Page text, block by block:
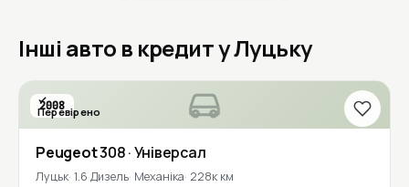
Інші авто в кредит у Луцьку
2008
Перевірено
Peugeot308· Універсал
Луцьк 1.6 Дизель Механіка 228к км